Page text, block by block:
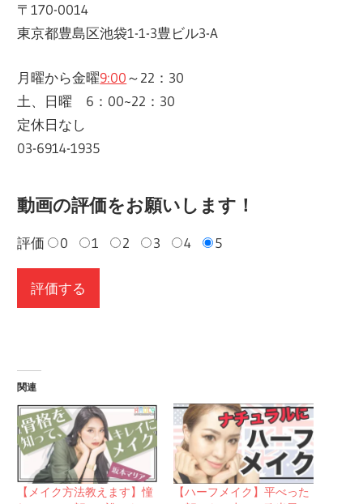
〒170-0014
東京都豊島区池袋1-1-3豊ビル3-A
月曜から金曜9:00～22：30
土、日曜 6：00~22：30
定休日なし
03-6914-1935
動画の評価をお願いします！
評価 0 1 2 3 4 5
関連
【メイク方法教えます】憧
【ハーフメイク】平べった